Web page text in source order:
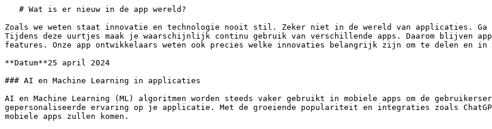
Zoals we weten staat innovatie en technologie nooit stil. Zeker niet in de wereld van applicaties. Ga
Tijdens deze uurtjes maak je waarschijnlijk continu gebruik van verschillende apps. Daarom blijven
features. Onze app ontwikkelaars weten ook precies welke innovaties belangrijk zijn om te delen en in
**Datum**25 april 2024
### AI en Machine Learning in applicaties
AI en Machine Learning (ML) algoritmen worden steeds vaker gebruikt in mobiele apps om de
gepersonaliseerde ervaring op je applicatie. Met de groeiende populariteit en integraties zoals
mobiele apps zullen komen.